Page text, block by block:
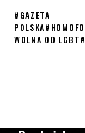
#GAZETA
POLSKA#
WOLNA OD LGBT#